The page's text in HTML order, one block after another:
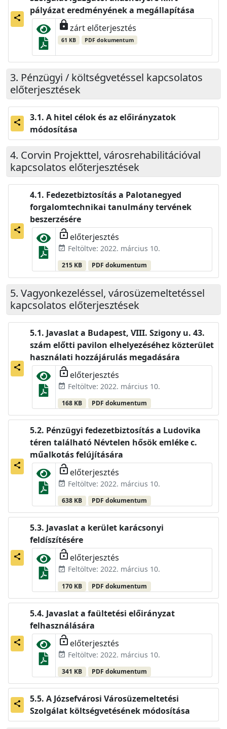
share
pályázat eredményének a megállapítása
lockzárt előterjesztés
61 KB PDF dokumentum
Pénzügyi / költségvetéssel kapcsolatos
előterjesztések
share
A hitel célok és az előirányzatok
módosítása
Corvin Projekttel, városrehabilitációval
kapcsolatos előterjesztések
share
Fedezetbiztosítás a Palotanegyed
forgalomtechnikai tanulmány tervének
beszerzésére
lock_open előterjesztés
event_available Feltöltve: 2022. március 10.
215 KB PDF dokumentum
Vagyonkezeléssel, városüzemeltetéssel
kapcsolatos előterjesztések
share
Javaslat a Budapest, VIII. Szigony u. 43.
szám előtti pavilon elhelyezéséhez közterület
használati hozzájárulás megadására
lock_open előterjesztés
event_available Feltöltve: 2022. március 10.
168 KB PDF dokumentum
share
Pénzügyi fedezetbiztosítás a Ludovika
téren található Névtelen hősök emléke c.
műalkotás felújítására
lock_open előterjesztés
event_available Feltöltve: 2022. március 10.
638 KB PDF dokumentum
share
Javaslat a kerület karácsonyi
feldíszítésére
lock_open előterjesztés
event_available Feltöltve: 2022. március 10.
170 KB PDF dokumentum
share
Javaslat a faültetési előirányzat
felhasználására
lock_open előterjesztés
event_available Feltöltve: 2022. március 10.
341 KB PDF dokumentum
share
A Józsefvárosi Városüzemeltetési
Szolgálat költségvetésének módosítása